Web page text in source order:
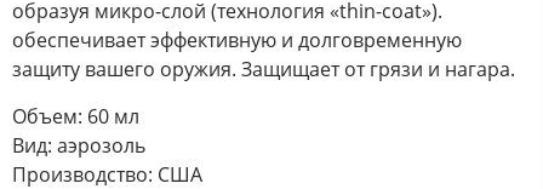
образуя микро-слой (технология «thin-coat»).
обеспечивает эффективную и долговременную
защиту вашего оружия. Защищает от грязи и нагара.
Объем: 60 мл
Вид: аэрозоль
Производство: США